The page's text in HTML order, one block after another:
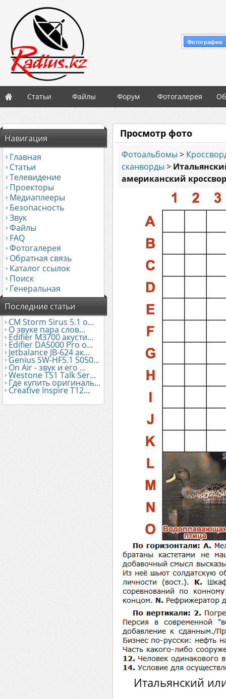
Фотографии
Статьи Файлы Форум Фотогалерея
Навигация
Главная
Статьи
Телевидение
Проекторы
Медиаплееры
Безопасность
Звук
Файлы
FAQ
Фотогалерея
Обратная связь
Каталог ссылок
Поиск
Генеральная
Последние статьи
CM Storm Sirus 5.1 о...
О звуке пара слов...
Edifier М3700 акусти...
Edifier DA5000 Pro о...
Jetbalance JB-624 ак...
Genius SW-HF5.1 5050...
On Air - звук и его ...
Westone TS1 Talk Ser...
Где купить оригиналь...
Creative Inspire T12...
Просмотр фото
Фотоальбомы >
сканворды >
американский
Итальянский